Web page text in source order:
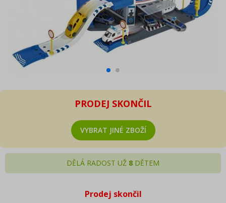
PRODEJ SKONČIL
VYBRAT JINÉ ZBOŽÍ
DĚLÁ RADOST UŽ 8 DĚTEM
Prodej skončil